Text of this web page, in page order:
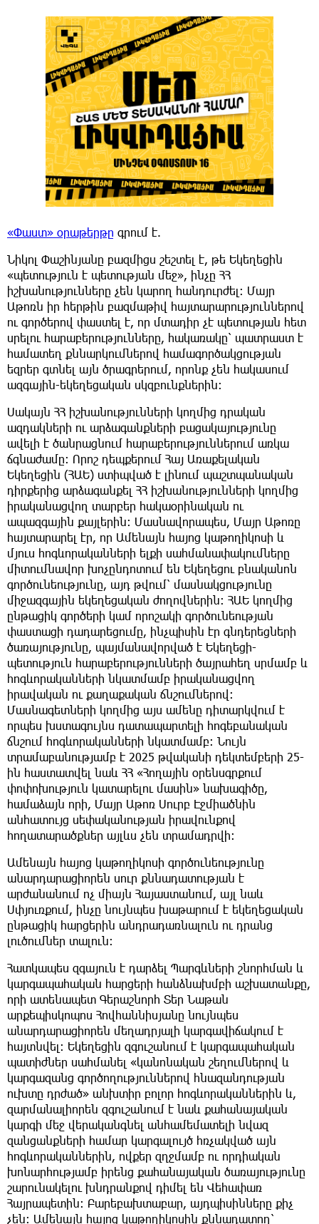
«Փաստ» օրաթերթը գրում է.
Նիկոլ Փաշինյանը բազմիցս շեշտել է, թե Եկեղեցին
«պետություն է պետության մեջ», ինչը ՀՀ
իշխանությունները չեն կարող հանդուրժել։ Մայր
Աթոռն իր հերթին բազմաթիվ հայտարարություններով
ու գործերով փաստել է, որ մտադիր չէ պետության հետ
սրելու հարաբերությունները, հակառակը՝ պատրաստ է
համատեղ քննարկումներով համագործակցության
եզրեր գտնել այն ծրագրերում, որոնք չեն հակասում
ազգային-եկեղեցական սկզբունքներին։
Սակայն ՀՀ իշխանությունների կողմից դրական
ազդակների ու արձագանքների բացակայությունը
ավելի է ծանրացնում հարաբերություններում առկա
ճգնաժամը։ Որոշ դեպքերում Հայ Առաքելական
Եկեղեցին (ՀԱԵ) ստիպված է լինում պաշտպանական
դիրքերից արձագանքել ՀՀ իշխանությունների կողմից
իրականացվող տարբեր հակաօրինական ու
ապազգային քայլերին։ Մասնավորապես, Մայր Աթոռը
հայտարարել էր, որ Ամենայն հայոց կաթողիկոսի և
մյուս հոգևորականների ելքի սահմանափակումները
միտումնավոր խոչընդոտում են Եկեղեցու բնականոն
գործունեությունը, այդ թվում՝ մասնակցությունը
միջազգային եկեղեցական ժողովներին։ ՀԱԵ կողմից
ընթացիկ գործերի կամ որոշակի գործունեության
փաստացի դադարեցումը, ինչպիսին էր գնդերեցների
ծառայությունը, պայմանավորված է Եկեղեցի-
պետություն հարաբերությունների ծայրահեղ սրմամբ և
հոգևորականների նկատմամբ իրականացվող
իրավական ու քաղաքական ճնշումներով։
Մասնագետների կողմից այս ամենը դիտարկվում է
որպես խստագույնս դատապարտելի հոգեբանական
ճնշում հոգևորականների նկատմամբ։ Նույն
տրամաբանությամբ է 2025 թվականի դեկտեմբերի 25-
ին հաստատվել նաև ՀՀ «Հողային օրենսգրքում
փոփոխություն կատարելու մասին» նախագիծը,
համաձայն որի, Մայր Աթոռ Սուրբ Էջմիածնին
անհատույց սեփականության իրավունքով
հողատարածքներ այլևս չեն տրամադրվի։
Ամենայն հայոց կաթողիկոսի գործունեությունը
անարդարացիորեն սուր քննադատության է
արժանանում ոչ միայն Հայաստանում, այլ նաև
Սփյուռքում, ինչը նույնպես խաթարում է եկեղեցական
ընթացիկ հարցերին անդրադառնալուն ու դրանց
լուծումներ տալուն։
Հատկապես զգայուն է դարձել Պարգևների շնորհման և
կարգապահական հարցերի հանձնախմբի աշխատանքը,
որի ատենապետ Գերաշնորհ Տեր Նաթան
արքեպիսկոպոս Հովհաննիսյանը նույնպես
անարդարացիորեն մեղադրյալի կարգավիճակում է
հայտնվել։ Եկեղեցին զգուշանում է կարգապահական
պատիժներ սահմանել «կանոնական շեղումներով և
կարգազանց գործողություններով հնազանդության
ուխտը դրժած» անխտիր բոլոր հոգևորականներին և,
զարմանալիորեն զգուշանում է նաև քահանայական
կարգի մեջ վերականգնել անհամեմատելի նվազ
զանցանքների համար կարգալույծ հռչակված այն
հոգևորականներին, ովքեր զղջմամբ ու որդիական
խոնարհությամբ իրենց քահանայական ծառայությունը
շարունակելու խնդրանքով դիմել են Վեհափառ
Հայրապետին։ Բարեբախտաբար, այդպիսինները քիչ
չեն։ Ամենայն հայոց կաթողիկոսին քննադատող՝